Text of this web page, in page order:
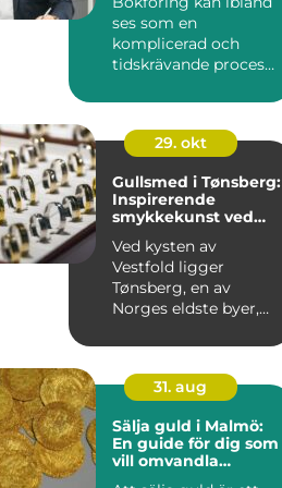
ses som en
komplicerad och
tidskrävande process,
29. okt
Gullsmed i Tønsberg:
Inspirerende
smykkekunst ved
Ved kysten av
Vestfold ligger
Tønsberg, en av
Norges eldste byer,
rike h...
31. aug
Sälja guld i Malmö:
En guide för dig som
vill omvandla